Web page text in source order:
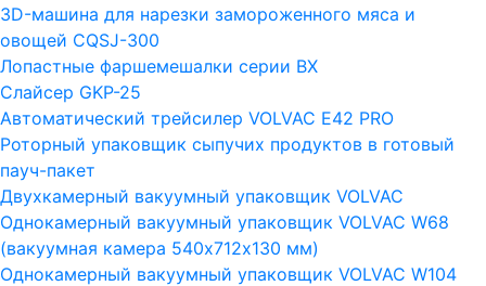
3D-машина для нарезки замороженного мяса и
овощей CQSJ-300
Лопастные фаршемешалки серии ВХ
Слайсер GKP-25
Автоматический трейсилер VOLVAC E42 PRO
Роторный упаковщик сыпучих продуктов в готовый
пауч-пакет
Двухкамерный вакуумный упаковщик VOLVAC
Однокамерный вакуумный упаковщик VOLVAC W68
(вакуумная камера 540х712х130 мм)
Однокамерный вакуумный упаковщик VOLVAC W104